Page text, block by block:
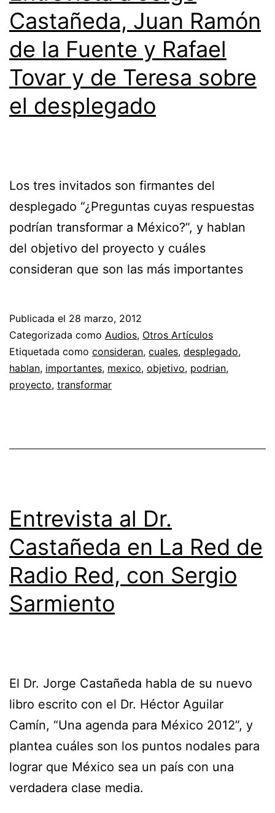
Castañeda, Juan Ramón
de la Fuente y Rafael
Tovar y de Teresa sobre
el desplegado
Los tres invitados son firmantes del
desplegado “¿Preguntas cuyas respuestas
podrían transformar a México?”, y hablan
del objetivo del proyecto y cuáles
consideran que son las más importantes
Publicada el 28 marzo, 2012
Categorizada como Audios, Otros Artículos
Etiquetada como consideran, cuales, desplegado,
hablan, importantes, mexico, objetivo, podrian,
proyecto, transformar
Entrevista al Dr.
Castañeda en La Red de
Radio Red, con Sergio
Sarmiento
El Dr. Jorge Castañeda habla de su nuevo
libro escrito con el Dr. Héctor Aguilar
Camín, “Una agenda para México 2012”, y
plantea cuáles son los puntos nodales para
lograr que México sea un país con una
verdadera clase media.